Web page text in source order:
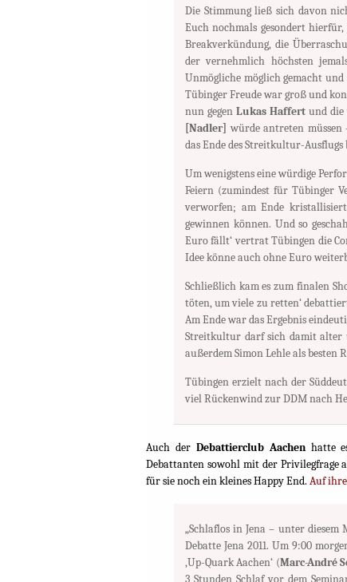
Die Stimmung ließ sich davon
Euch nochmals gesondert
Breakverkündung, die
der vernehmlich höchsten
Unmögliche möglich gemacht
Tübinger Freude war groß und
nun gegen Lukas Haffertund die
[Nadler] würde antreten müssen
das Ende des Streitkultur-
Um wenigstens eine würdige
Feiern (zumindest für Tübinger
verworfen; am Ende
gewinnen können. Und so
Euro fällt‘ vertrat Tübingen die
Idee könne auch ohne Euro
Schließlich kam es zum finalen
töten, um viele zu retten‘
Am Ende war das Ergebnis
Streitkultur darf sich damit alter
außerdem Simon Lehle als besten
Tübingen erzielt nach der
viel Rückenwind zur DDM nach
Auch der Debattierclub Aachenhatte
Debattanten sowohl mit der Privilegfrage
für sie noch ein kleines Happy End. Auf
„Schlaflos in Jena – unter
Debatte Jena 2011. Um 9:00
‚Up-Quark Aachen‘ (Marc-André
3 Stunden Schlaf vor dem